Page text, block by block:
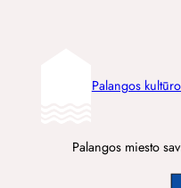
Palangos
Palangos miesto